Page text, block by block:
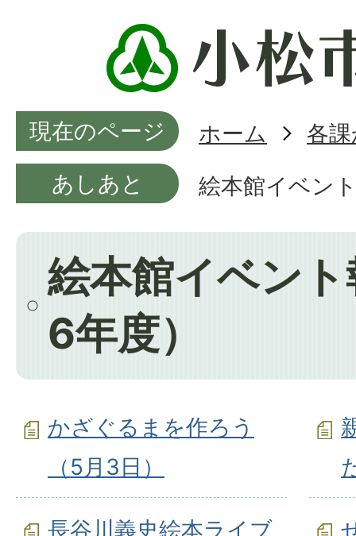
現在のページ ホーム
各
あしあと
絵本館イベン
絵本館イベン
6年度）
かざぐるまを作ろう
（5月3日）
長谷川義史絵本ライブ